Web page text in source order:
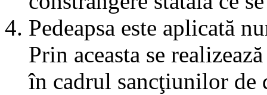
Pedeapsa este aplicată
Prin aceasta se
în cadrul sancţiunilor de